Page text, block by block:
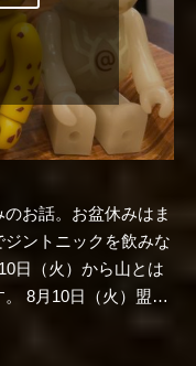
お話。お盆休みはま
ントニックを飲みな
日（火）から山とは
。 8月10日（火）盟…